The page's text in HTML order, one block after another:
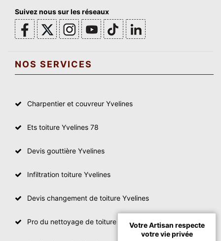
Suivez nous sur les réseaux
NOS SERVICES
Charpentier et couvreur Yvelines
Ets toiture Yvelines 78
Devis gouttière Yvelines
Infiltration toiture Yvelines
Devis changement de toiture Yvelines
Pro du nettoyage de toiture
Votre Artisan respecte
votre vie privée